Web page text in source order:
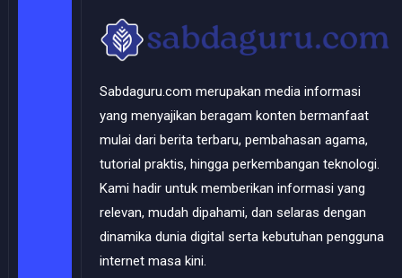
Sabdaguru.com merupakan media informasi
yang menyajikan beragam konten bermanfaat
mulai dari berita terbaru, pembahasan agama,
tutorial praktis, hingga perkembangan teknologi.
Kami hadir untuk memberikan informasi yang
relevan, mudah dipahami, dan selaras dengan
dinamika dunia digital serta kebutuhan pengguna
internet masa kini.